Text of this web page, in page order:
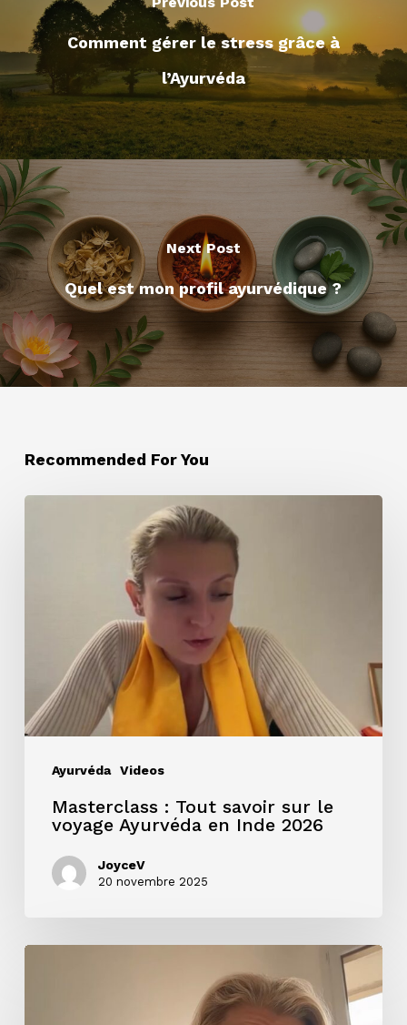
Comment gérer le stress grâce à
l’Ayurvéda
Next Post
Quel est mon profil ayurvédique ?
Recommended For You
Ayurvéda Videos
voyage
Ayurvéda
en
Inde
2026Masterclass : Tout savoir sur le
voyage Ayurvéda en Inde 2026
JoyceV
20 novembre 2025